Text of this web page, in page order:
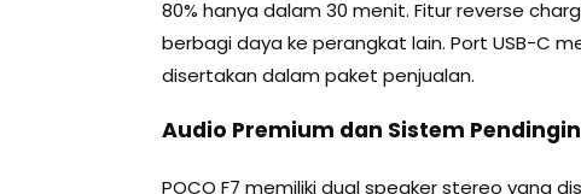
80% hanya dalam 30 menit. Fitur reverse
berbagi daya ke perangkat lain. Port USB-C
disertakan dalam paket penjualan.
Audio Premium dan Sistem
POCO F7 memiliki dual speaker stereo yang